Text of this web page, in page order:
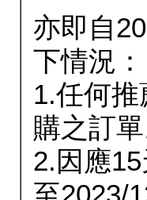
亦即自
下情況：
1.任何
購之訂單
2.因應